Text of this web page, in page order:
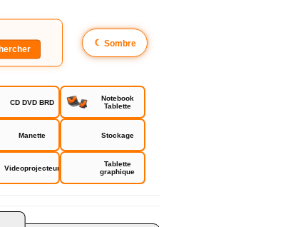
☾ Sombre
CD DVD BRD
Notebook
Tablette
Manette Stockage
Videoprojecteur
Tablette
graphique